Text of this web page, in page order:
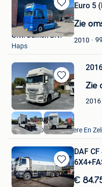
Bewaren
in
Mijn
Favorieten
Euro 5
Zie
2010
G.W. Damen B.V.
Haps
Bewaren
in
Mijn
Favorieten
Zie
2016
VAVATO Auctions
Lokeren+Deel Overmere En
Bewaren
in
DAF
€